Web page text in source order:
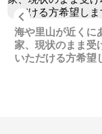
Previous
海や里山が近くに
家、現状のまま受
いただける方希望